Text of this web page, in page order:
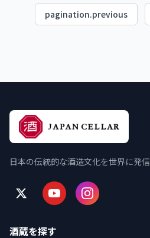
pagination.previous
日本の伝統的な酒造文化を世界に発信
酒蔵を探す